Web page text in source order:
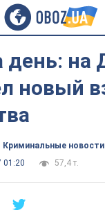
день: на
новый
Криминальные новости
01:20
57,4 т.